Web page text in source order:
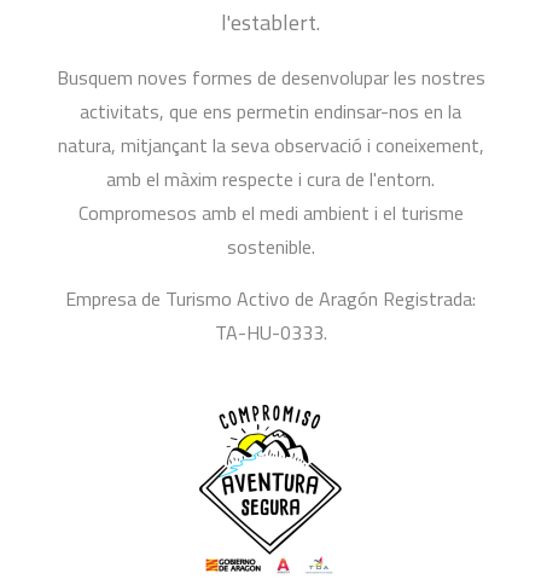
l'establert.
Busquem noves formes de desenvolupar les nostres
activitats, que ens permetin endinsar-nos en la
natura, mitjançant la seva observació i coneixement,
amb el màxim respecte i cura de l'entorn.
Compromesos amb el medi ambient i el turisme
sostenible.
Empresa de Turismo Activo de Aragón Registrada:
TA-HU-0333.